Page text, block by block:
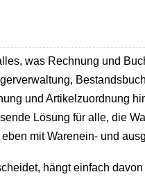
was Rechnung und
und Artikelzuordnung
Lösung für alle, die
mit Warenein- und
hängt einfach